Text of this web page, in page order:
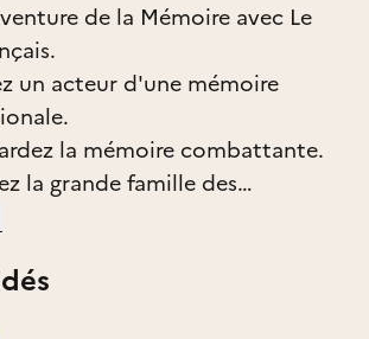
de la Mémoire avec Le
un acteur d'une mémoire
la mémoire combattante.
la grande famille des
entretenir les lieux du
tombes des Morts pour la